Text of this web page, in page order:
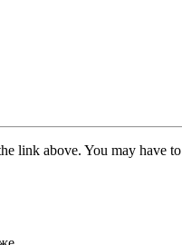
link above. You may have to